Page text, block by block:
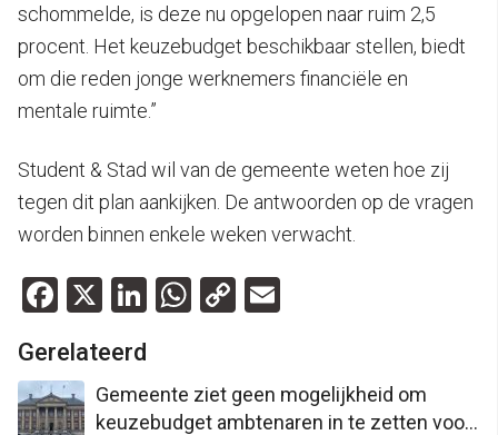
schommelde, is deze nu opgelopen naar ruim 2,5
procent. Het keuzebudget beschikbaar stellen, biedt
om die reden jonge werknemers financiële en
mentale ruimte.”
Student & Stad wil van de gemeente weten hoe zij
tegen dit plan aankijken. De antwoorden op de vragen
worden binnen enkele weken verwacht.
Facebook
X LinkedIn
WhatsApp
Copy
Gerelateerd
Gemeente ziet geen mogelijkheid om
keuzebudget ambtenaren in te zetten voor